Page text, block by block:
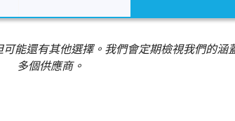
能還有其他選擇。我們會定期檢視我們的
多個供應商。